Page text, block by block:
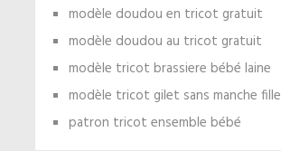
modèle doudou en tricot gratuit
modèle doudou au tricot gratuit
modèle tricot brassiere bébé laine
modèle tricot gilet sans manche fille
patron tricot ensemble bébé